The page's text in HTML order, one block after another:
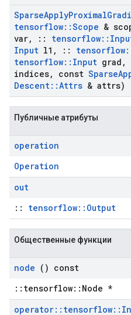
SparseApplyProximal
tensorflow::Scope &
var, :: tensorflow::
Input l1 , :: tensorflow
tensorflow:: Input grad ,
indices, const Sparse
Descent::Attrs & attrs)
Публичные атрибуты
operation
Operation
out
:: tensorflow::Output
Общественные функции
node () const
::tensorflow::Node *
operator:: tensorflow::